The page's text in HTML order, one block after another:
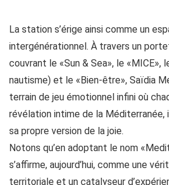
La station s’érige ainsi comme un
intergénérationnel. À travers un
couvrant le «Sun & Sea», le
nautisme) et le «Bien-être», Saïdia
terrain de jeu émotionnel infini où
révélation intime de la Méditerranée,
sa propre version de la joie.
Notons qu’en adoptant le nom
s’affirme, aujourd’hui, comme une
territoriale et un catalyseur